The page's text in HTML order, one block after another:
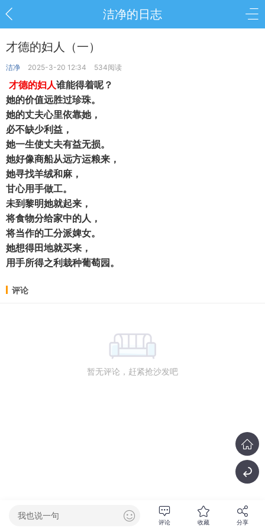
洁净的日志
才德的妇人（一）
洁净 2025-3-20 12:34 534阅读
才德的妇人谁能得着呢？
她的价值远胜过珍珠。
她的丈夫心里依靠她，
必不缺少利益，
她一生使丈夫有益无损。
她好像商船从远方运粮来，
她寻找羊绒和麻，
甘心用手做工。
未到黎明她就起来，
将食物分给家中的人，
将当作的工分派婢女。
她想得田地就买来，
用手所得之利栽种葡萄园。
评论
暂无评论，赶紧抢沙发吧
我也说一句
评论 收藏 分享